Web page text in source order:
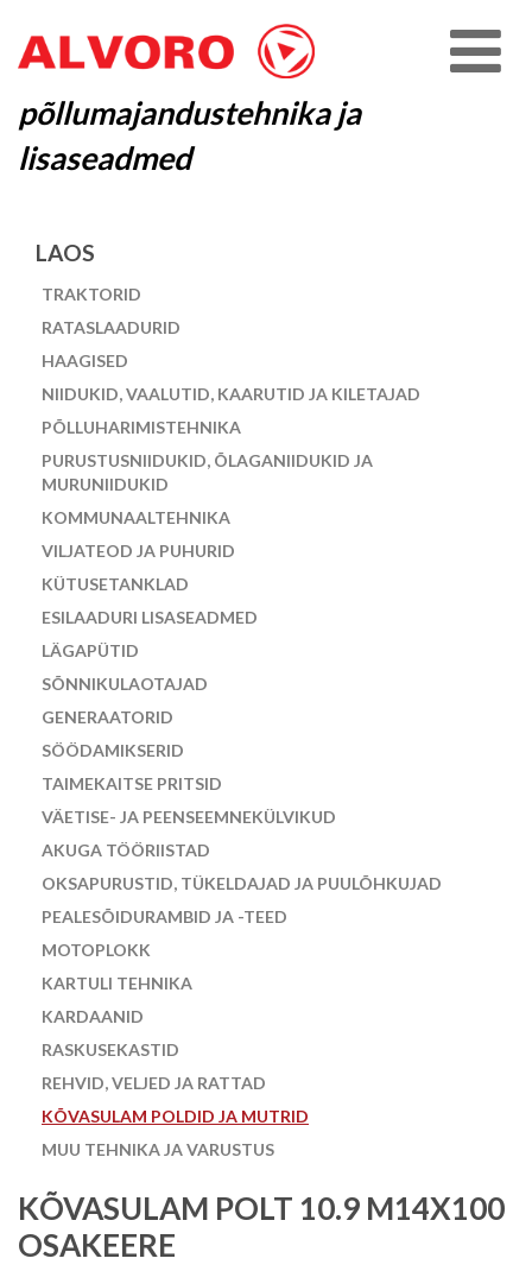
põllumajandustehnika ja
lisaseadmed
LAOS
TRAKTORID
RATASLAADURID
HAAGISED
NIIDUKID, VAALUTID, KAARUTID JA KILETAJAD
PÕLLUHARIMISTEHNIKA
PURUSTUSNIIDUKID, ÕLAGANIIDUKID JA
MURUNIIDUKID
KOMMUNAALTEHNIKA
VILJATEOD JA PUHURID
KÜTUSETANKLAD
ESILAADURI LISASEADMED
LÄGAPÜTID
SÕNNIKULAOTAJAD
GENERAATORID
SÖÖDAMIKSERID
TAIMEKAITSE PRITSID
VÄETISE- JA PEENSEEMNEKÜLVIKUD
AKUGA TÖÖRIISTAD
OKSAPURUSTID, TÜKELDAJAD JA PUULÕHKUJAD
PEALESÕIDURAMBID JA -TEED
MOTOPLOKK
KARTULI TEHNIKA
KARDAANID
RASKUSEKASTID
REHVID, VELJED JA RATTAD
KÕVASULAM POLDID JA MUTRID
MUU TEHNIKA JA VARUSTUS
KÕVASULAM POLT 10.9 M14X100
OSAKEERE